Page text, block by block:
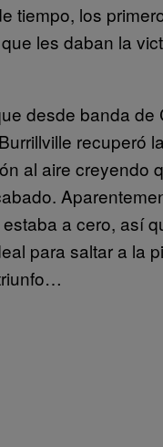
tiempo, los
les daban la
desde banda de
recuperó
al aire creyendo
a cero, así
para saltar a la